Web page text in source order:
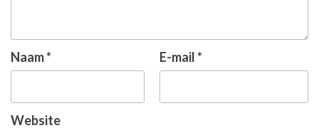
Naam* E-mail*
Website